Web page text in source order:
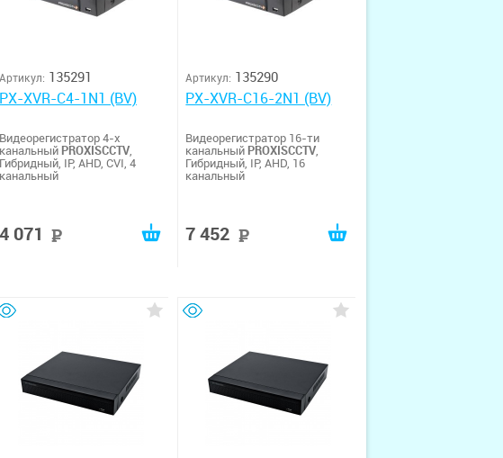
Артикул: 135291
PX-XVR-C4-1N1 (BV)
Видеорегистратор 4-х
канальный PROXISCCTV,
Гибридный, IP, AHD, CVI, 4
канальный
4 071
Артикул: 135290
PX-XVR-C16-2N1 (BV)
Видеорегистратор 16-ти
канальный PROXISCCTV,
Гибридный, IP, AHD, 16
канальный
7 452